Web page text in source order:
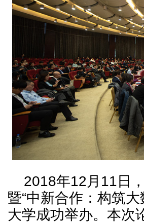
2018年12月11日
暨“中新合作：构筑
大学成功举办。本次